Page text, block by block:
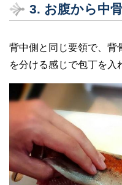
3. お腹から中
背中側と同じ要領で、背
を分ける感じで包丁を入